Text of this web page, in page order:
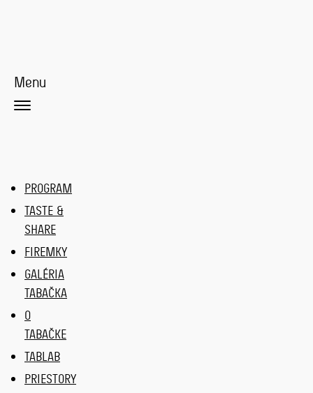
Menu
PROGRAM
TASTE &
SHARE
FIREMKY
GALÉRIA
TABAČKA
O
TABAČKE
TABLAB
PRIESTORY